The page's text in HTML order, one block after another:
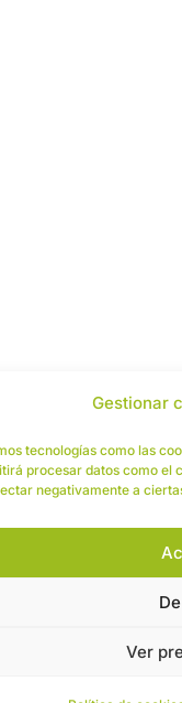
Gestionar
tecnologías como las
procesar datos como
negativamente a
Ver